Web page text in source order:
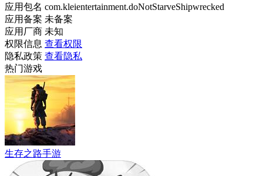
应用包名 com.kleientertainment.doNotStarveShipwrecked
应用备案 未备案
应用厂商 未知
权限信息 查看权限
隐私政策 查看隐私
热门游戏
生存之路手游